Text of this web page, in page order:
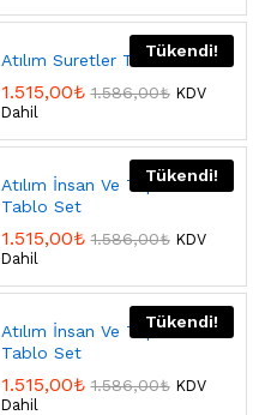
Tükendi!
Atılım Suretler Tablo Set
1.515,00₺ 1.586,00₺ KDV
Dahil
Tükendi!
Atılım İnsan Ve Toplum
Tablo Set
1.515,00₺ 1.586,00₺ KDV
Dahil
Tükendi!
Atılım İnsan Ve Toplum 5
Tablo Set
1.515,00₺ 1.586,00₺ KDV
Dahil